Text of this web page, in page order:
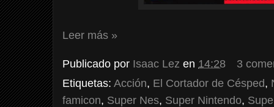
Leer más »
Publicado por Isaac Lez en 14:28
3
Etiquetas: Acción, El Cortador de Césped,
famicon, Super Nes, Super Nintendo,